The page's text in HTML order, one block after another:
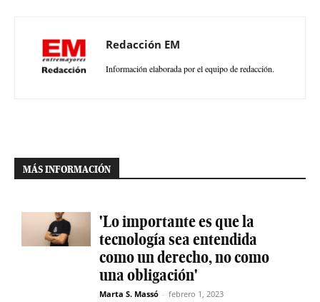
Redacción EM
Información elaborada por el equipo de redacción.
MÁS INFORMACIÓN
'Lo importante es que la
tecnología sea entendida
como un derecho, no como
una obligación'
Marta S. Massó - febrero 1, 2023